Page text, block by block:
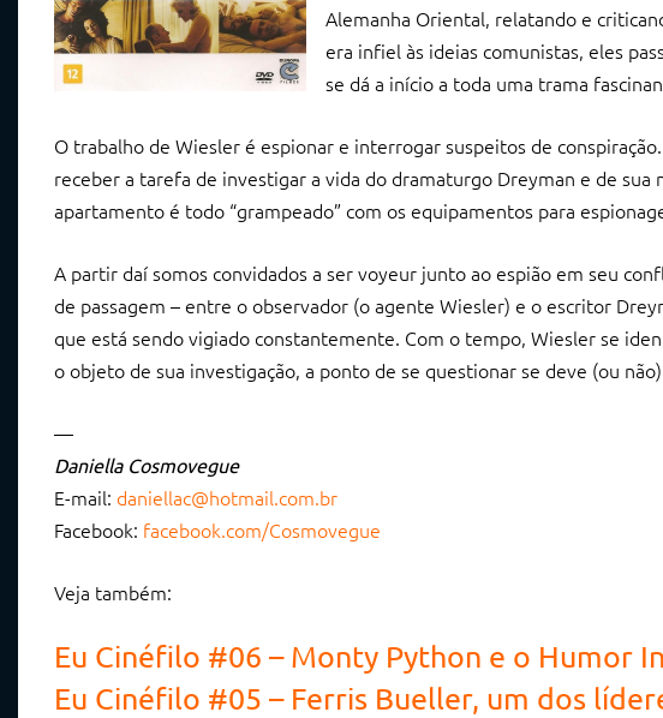
Alemanha Oriental, relatando e
era infiel às ideias comunistas, eles
se dá a início a toda uma trama
O trabalho de Wiesler é espionar e interrogar suspeitos de
receber a tarefa de investigar a vida do dramaturgo Dreyman e de sua
apartamento é todo “grampeado” com os equipamentos para
A partir daí somos convidados a ser voyeur junto ao espião em seu
de passagem – entre o observador (o agente Wiesler) e o escritor
que está sendo vigiado constantemente. Com o tempo, Wiesler se
o objeto de sua investigação, a ponto de se questionar se deve (ou
—
Daniella Cosmovegue
E-mail: daniellac@hotmail.com.br
Facebook: facebook.com/Cosmovegue
Veja também:
Eu Cinéfilo #06 – Monty Python e o Humor
Eu Cinéfilo #05 – Ferris Bueller, um dos